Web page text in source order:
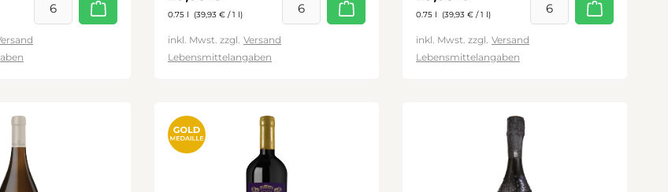
0.75 l (39,93 € / 1 l)
inkl. Mwst. zzgl. Versand
Lebensmittelangaben
0.75 l (39,93 € / 1 l)
inkl. Mwst. zzgl. Versand
Lebensmittelangaben